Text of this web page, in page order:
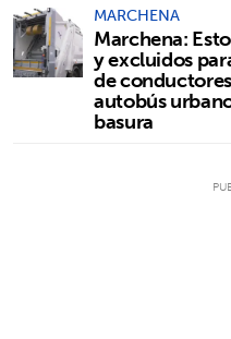
MARCHENA
Marchena:
y excluidos
de
autobús
basura